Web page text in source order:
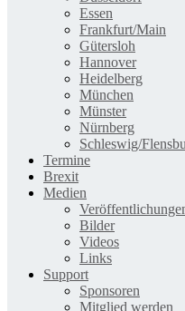
Essen
Frankfurt/Main
Gütersloh
Hannover
Heidelberg
München
Münster
Nürnberg
Schleswig/
Termine
Brexit
Medien
Bilder
Videos
Links
Support
Sponsoren
Mitglied werden